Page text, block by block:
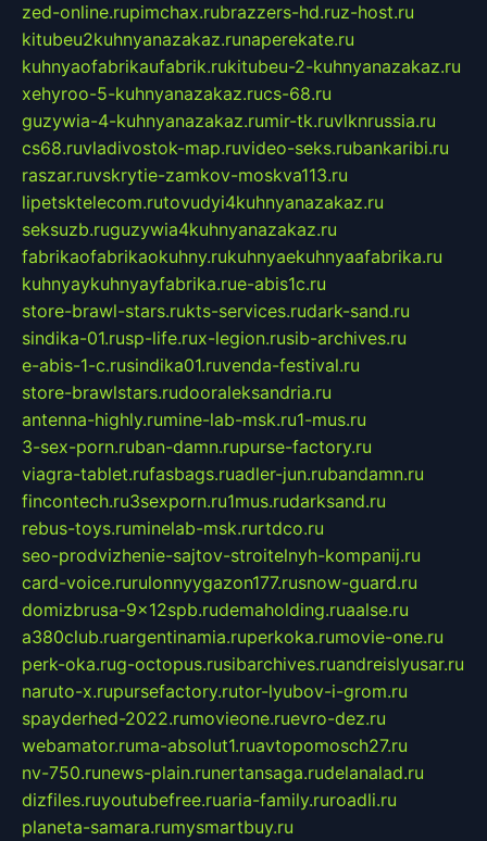
zed-online.rupimchax.rubrazzers-hd.ruz-host.ru
kitubeu2kuhnyanazakaz.runaperekate.ru
kuhnyaofabrikaufabrik.rukitubeu-2-kuhnyanazakaz.ru
xehyroo-5-kuhnyanazakaz.rucs-68.ru
guzywia-4-kuhnyanazakaz.rumir-tk.ruvlknrussia.ru
cs68.ruvladivostok-map.ruvideo-seks.rubankaribi.ru
raszar.ruvskrytie-zamkov-moskva113.ru
lipetsktelecom.rutovudyi4kuhnyanazakaz.ru
seksuzb.ruguzywia4kuhnyanazakaz.ru
fabrikaofabrikaokuhny.rukuhnyaekuhnyaafabrika.ru
kuhnyaykuhnyayfabrika.rue-abis1c.ru
store-brawl-stars.rukts-services.rudark-sand.ru
sindika-01.rusp-life.rux-legion.rusib-archives.ru
e-abis-1-c.rusindika01.ruvenda-festival.ru
store-brawlstars.rudooraleksandria.ru
antenna-highly.rumine-lab-msk.ru1-mus.ru
3-sex-porn.ruban-damn.rupurse-factory.ru
viagra-tablet.rufasbags.ruadler-jun.rubandamn.ru
fincontech.ru3sexporn.ru1mus.rudarksand.ru
rebus-toys.ruminelab-msk.rurtdco.ru
seo-prodvizhenie-sajtov-stroitelnyh-kompanij.ru
card-voice.rurulonnyygazon177.rusnow-guard.ru
domizbrusa-9x12spb.rudemaholding.ruaalse.ru
a380club.ruargentinamia.ruperkoka.rumovie-one.ru
perk-oka.rug-octopus.rusibarchives.ruandreislyusar.ru
naruto-x.rupursefactory.rutor-lyubov-i-grom.ru
spayderhed-2022.rumovieone.ruevro-dez.ru
webamator.ruma-absolut1.ruavtopomosch27.ru
nv-750.runews-plain.runertansaga.rudelanalad.ru
dizfiles.ruyoutubefree.ruaria-family.ruroadli.ru
planeta-samara.rumysmartbuy.ru